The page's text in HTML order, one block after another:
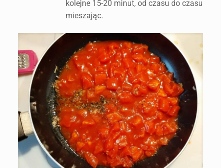
kolejne 15-20 minut, od czasu do czasu
mieszając.